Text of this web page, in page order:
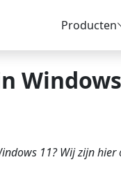
Producten
11? Wij zijn